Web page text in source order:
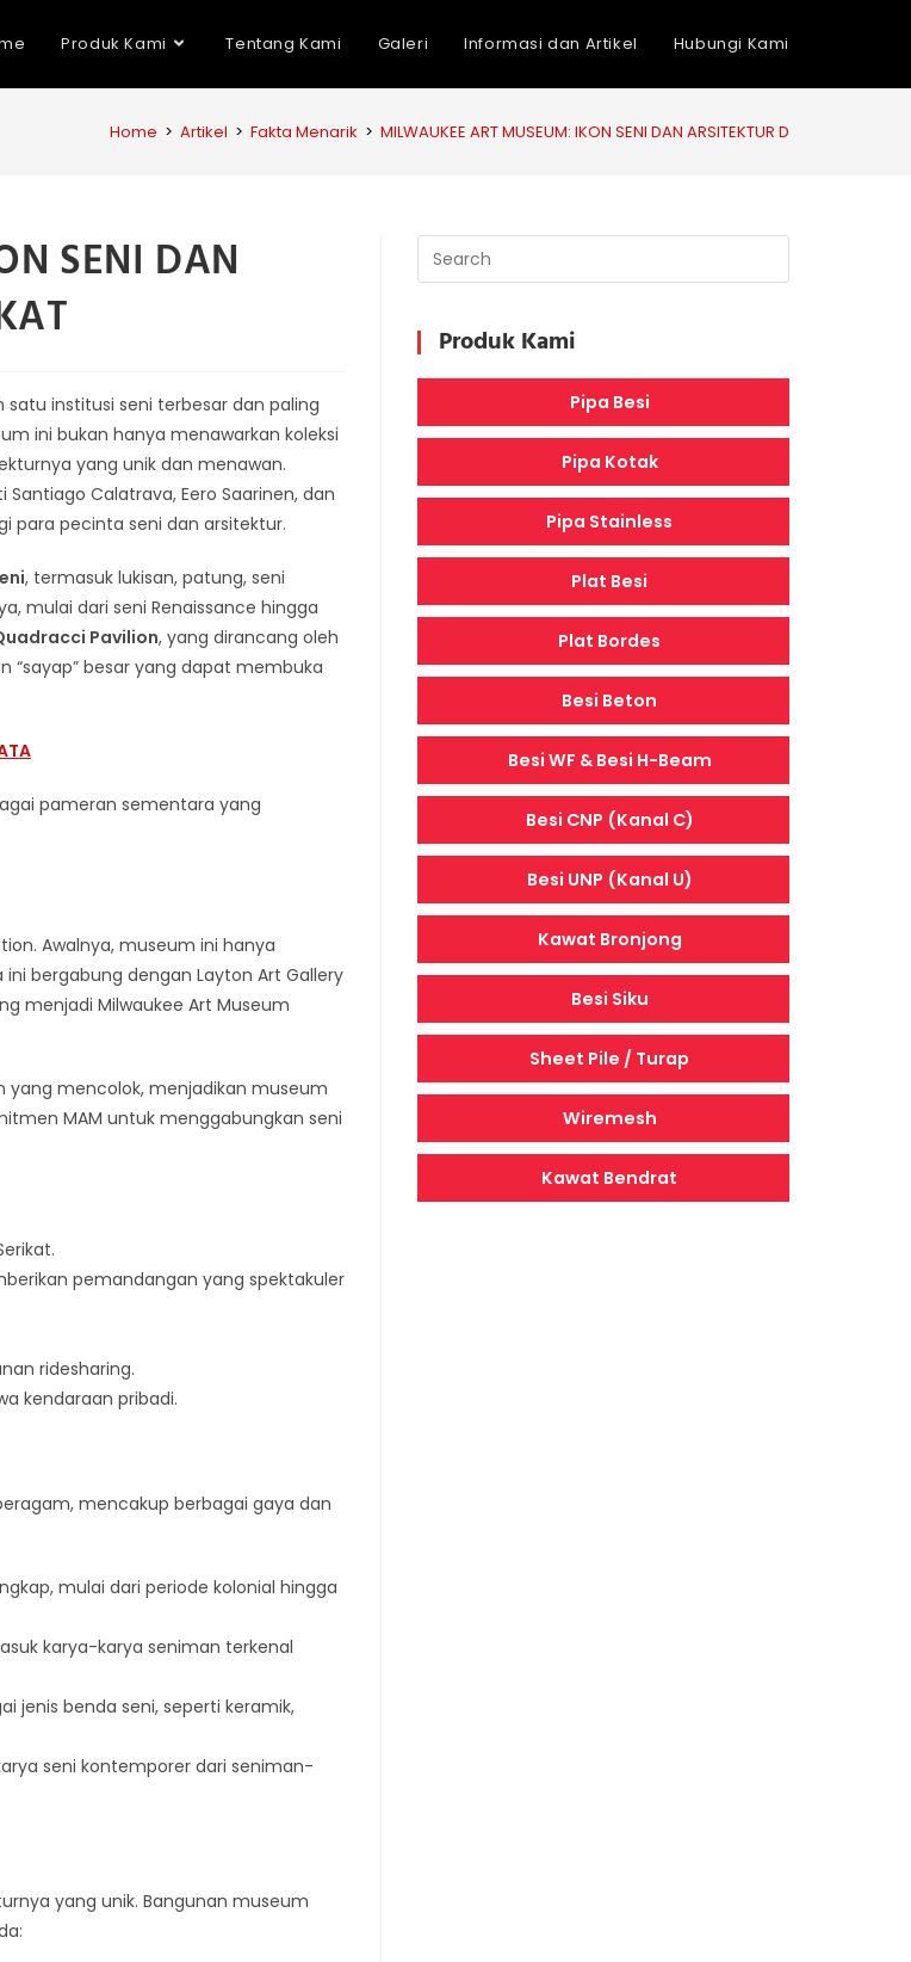
Produk Kami Tentang Kami Galeri Informasi dan Artikel Hubungi Kami
Home > Artikel > Fakta Menarik > MILWAUKEE ART MUSEUM: IKON SENI DAN ARSITEKTUR DI AMERIKA
SENI DAN
satu institusi seni terbesar dan paling
ini bukan hanya menawarkan koleksi
yang unik dan menawan.
Calatrava, Eero Saarinen, dan
para pecinta seni dan arsitektur.
, termasuk lukisan, patung, seni
mulai dari seni Renaissance hingga
Pavilion, yang dirancang oleh
“sayap” besar yang dapat membuka
pameran sementara yang
Awalnya, museum ini hanya
ini bergabung dengan Layton Art Gallery
menjadi Milwaukee Art Museum
yang mencolok, menjadikan museum
MAM untuk menggabungkan seni
pemandangan yang spektakuler
ridesharing.
kendaraan pribadi.
mencakup berbagai gaya dan
mulai dari periode kolonial hingga
karya-karya seniman terkenal
jenis benda seni, seperti keramik,
seni kontemporer dari seniman-
yang unik. Bangunan museum
Produk Kami
Pipa Besi
Pipa Kotak
Pipa Stainless
Plat Besi
Plat Bordes
Besi Beton
Besi WF & Besi H-Beam
Besi CNP (Kanal C)
Besi UNP (Kanal U)
Kawat Bronjong
Besi Siku
Sheet Pile / Turap
Wiremesh
Kawat Bendrat